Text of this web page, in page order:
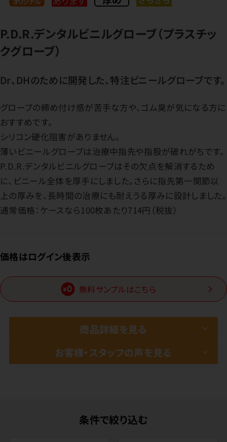
P.D.R.デンタルビニルグローブ（プラスチッ
クグローブ）
Dr、DHのために開発した、特注ビニールグローブです。
グローブの締め付け感が苦手な方や、ゴム臭が気になる方に
おすすめです。
シリコン硬化阻害がありません。
薄いビニールグローブは治療中指先や指股が破れがちです。
P.D.R.デンタルビニルグローブはその欠点を解消するため
に、ビニール全体を厚手にしました。さらに指先第一関節以
上の厚みを、長時間の治療にも耐えうる厚みに設計しました。
通常価格：ケースなら100枚あたり714円（税抜）
価格はログイン後表示
無料サンプルはこちら
商品詳細を見る
お客様・スタッフの声を見る
条件で絞り込む